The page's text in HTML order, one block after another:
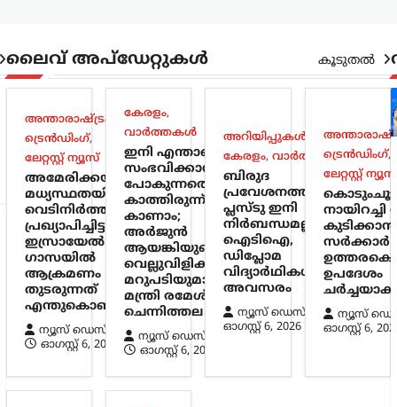
ലൈവ് അപ്‌ഡേറ്റുകൾ കൂടുതൽ
അന്താരാഷ്ട്രം
ട്രെൻഡിംഗ്,
ലേറ്റസ്റ്റ് ന്യൂസ്
അമേരിക്കയുടെ
മധ്യസ്ഥതയിൽ
വെടിനിർത്തൽ
പ്രഖ്യാപിച്ചിട്ടും
ഇസ്രായേൽ
ഗാസയിൽ
ആക്രമണം
തുടരുന്നത്
എന്തുകൊണ്ട്?
ന്യൂസ് ഡെസ്ക്
ഓഗസ്റ്റ്‌ 6, 2026
കേരളം,
വാർത്തകൾ
ഇനി എന്താണ്
സംഭവിക്കാൻ
പോകുന്നതെന്ന്
കാത്തിരുന്ന്
കാണാം;
അർജുൻ
ആയങ്കിയുടെ
വെല്ലുവിളിക്ക്
മറുപടിയുമായി
മന്ത്രി രമേശ്
ചെന്നിത്തല
ന്യൂസ് ഡെസ്ക്
ഓഗസ്റ്റ്‌ 6, 2026
അറിയിപ്പുകൾ
കേരളം,വാർത്തകൾ
ബിരുദ
പ്രവേശനത്തിന്
പ്ലസ്ടു ഇനി
നിർബന്ധമല്ല;
ഐടിഐ,
ഡിപ്ലോമ
വിദ്യാർഥികൾക്കും
അവസരം
ന്യൂസ് ഡെസ്ക്
ഓഗസ്റ്റ്‌ 6, 2026
ട്രെൻഡിംഗ്,
ലേറ്റസ്റ്റ് ന്യൂസ്
നായിറച്ചി
കുടിക്കാൻ
സർക്കാർ
ഉപദേശം
ന്യൂസ്
ഓഗസ്റ്റ്‌ 6, 2026